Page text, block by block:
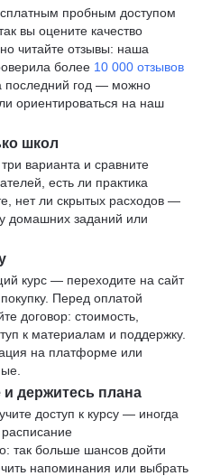
пробным доступом
вы оцените качество
читайте отзывы: наша
более 10 000 отзывов
последний год — можно
ориентироваться на наш
школ
варианта и сравните
есть ли практика
нет ли скрытых расходов —
домашних заданий или
курс — переходите на сайт
Перед оплатой
договор: стоимость,
к материалам и поддержку.
на платформе или
держитесь плана
доступ к курсу — иногда
расписание
так больше шансов дойти
напоминания или выбрать